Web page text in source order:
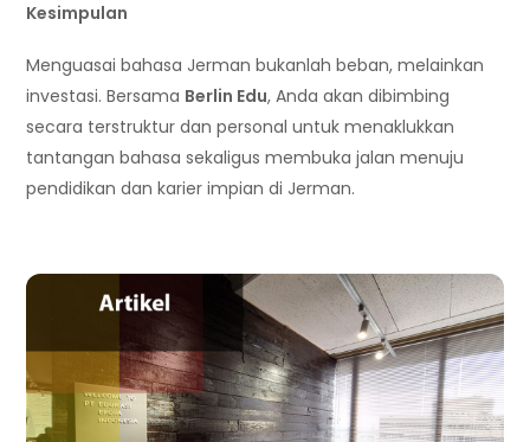
Kesimpulan
Menguasai bahasa Jerman bukanlah beban, melainkan
investasi. Bersama Berlin Edu, Anda akan dibimbing
secara terstruktur dan personal untuk menaklukkan
tantangan bahasa sekaligus membuka jalan menuju
pendidikan dan karier impian di Jerman.